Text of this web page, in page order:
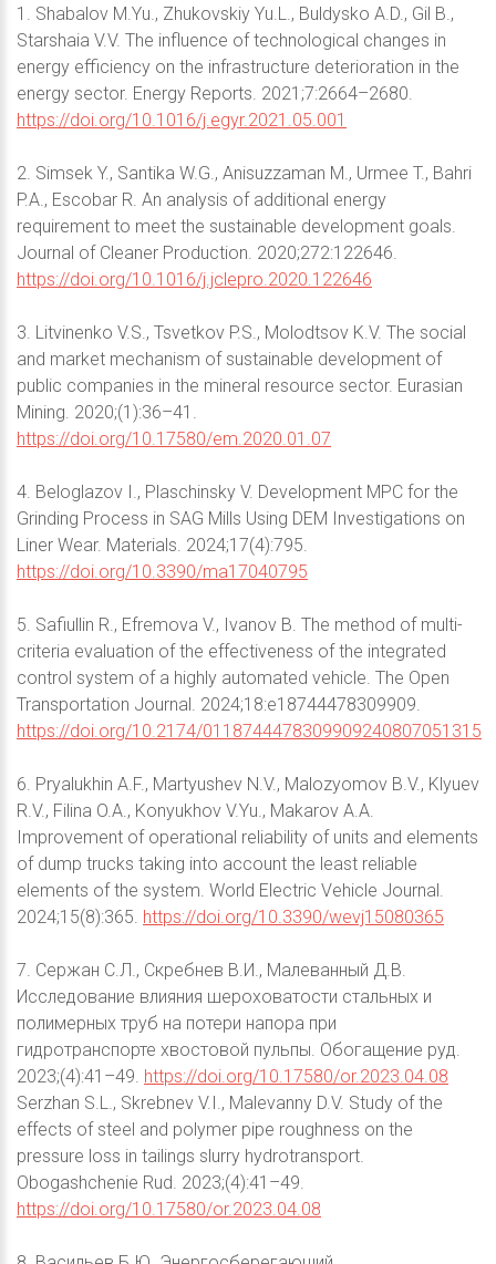
1. Shabalov M.Yu., Zhukovskiy Yu.L., Buldysko A.D., Gil B.,
Starshaia V.V. The influence of technological changes in
energy efficiency on the infrastructure deterioration in the
energy sector. Energy Reports. 2021;7:2664–2680.
https://doi.org/10.1016/j.egyr.2021.05.001
2. Simsek Y., Santika W.G., Anisuzzaman M., Urmee T., Bahri
P.A., Escobar R. An analysis of additional energy
requirement to meet the sustainable development goals.
Journal of Cleaner Production. 2020;272:122646.
https://doi.org/10.1016/j.jclepro.2020.122646
3. Litvinenko V.S., Tsvetkov P.S., Molodtsov K.V. The social
and market mechanism of sustainable development of
public companies in the mineral resource sector. Eurasian
Mining. 2020;(1):36–41.
https://doi.org/10.17580/em.2020.01.07
4. Beloglazov I., Plaschinsky V. Development MPC for the
Grinding Process in SAG Mills Using DEM Investigations on
Liner Wear. Materials. 2024;17(4):795.
https://doi.org/10.3390/ma17040795
5. Safiullin R., Efremova V., Ivanov B. The method of multi-
criteria evaluation of the effectiveness of the integrated
control system of a highly automated vehicle. The Open
Transportation Journal. 2024;18:e18744478309909.
https://doi.org/10.2174/0118744478309909240807051315
6. Pryalukhin A.F., Martyushev N.V., Malozyomov B.V., Klyuev
R.V., Filina O.A., Konyukhov V.Yu., Makarov A.A.
Improvement of operational reliability of units and elements
of dump trucks taking into account the least reliable
elements of the system. World Electric Vehicle Journal.
2024;15(8):365. https://doi.org/10.3390/wevj15080365
7. Сержан С.Л., Скребнев В.И., Малеванный Д.В.
Исследование влияния шероховатости стальных и
полимерных труб на потери напора при
гидротранспорте хвостовой пульпы. Обогащение руд.
2023;(4):41–49. https://doi.org/10.17580/or.2023.04.08
Serzhan S.L., Skrebnev V.I., Malevanny D.V. Study of the
effects of steel and polymer pipe roughness on the
pressure loss in tailings slurry hydrotransport.
Obogashchenie Rud. 2023;(4):41–49.
https://doi.org/10.17580/or.2023.04.08